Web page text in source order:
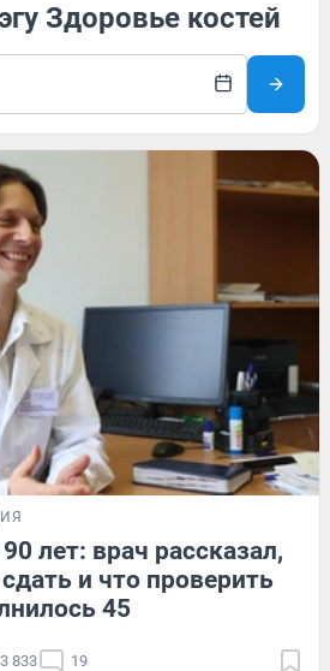
Здоровье костей
лет: врач рассказал,
и что проверить
45
833 19